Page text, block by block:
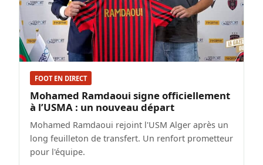
FOOT EN DIRECT
Mohamed Ramdaoui signe officiellement
à l’USMA : un nouveau départ
Mohamed Ramdaoui rejoint l'USM Alger après un
long feuilleton de transfert. Un renfort prometteur
pour l'équipe.